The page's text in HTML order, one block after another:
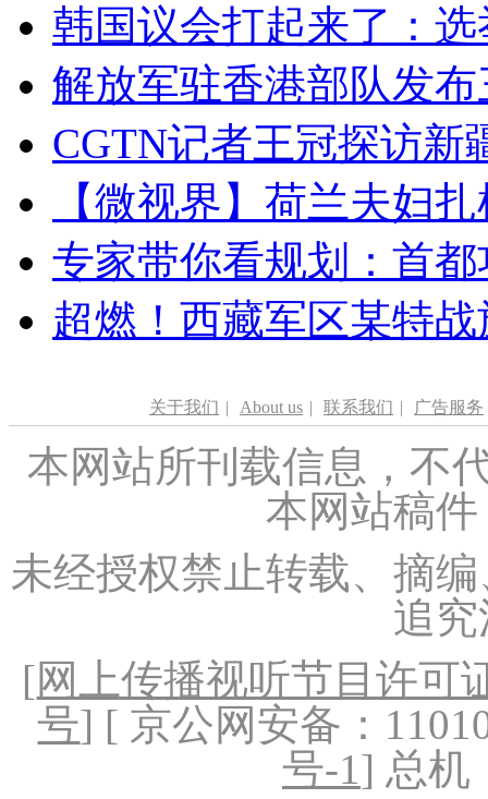
韩国议会打起来了：
解放军驻香港部队发
CGTN记者王冠探访新
【微视界】荷兰夫妇
专家带你看规划：首
超燃！西藏军区某特
关于我们 | About us | 联系我们 | 广告服务
本网站所刊载信息，不
本网站稿
未经授权禁止转载、摘
追
[网上传播视听节目许可
号] [ 京公网安备：
号-1] 总机